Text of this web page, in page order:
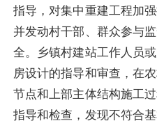
指导，对集中重建工程加
并发动村干部、群众参与
全。乡镇村建站工作人员
房设计的指导和审查，在
节点和上部主体结构施工
指导和检查，发现不符合